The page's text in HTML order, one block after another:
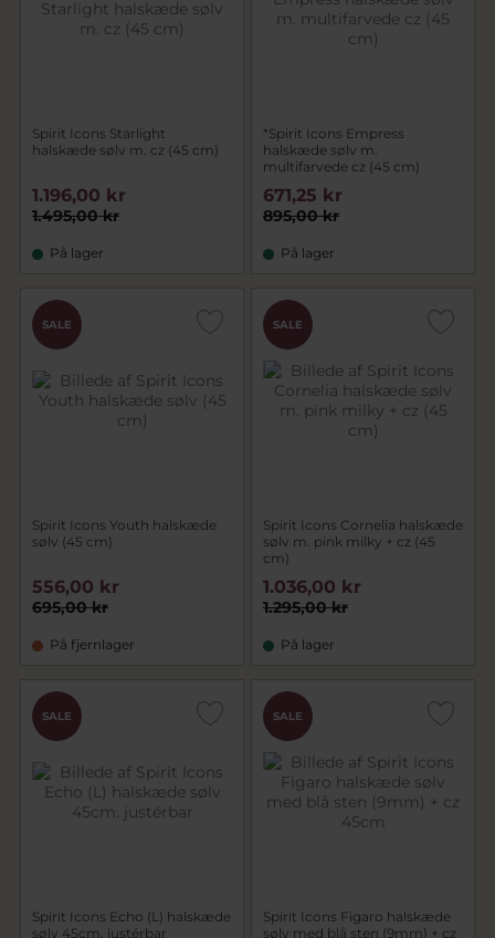
Spirit Icons Starlight
halskæde sølv m. cz (45 cm)
1.495,00 kr
1.196,00 kr
På lager
*Spirit Icons Empress
halskæde sølv m.
multifarvede cz (45 cm)
895,00 kr
671,25 kr
På lager
SALE
Spirit Icons Youth halskæde
sølv (45 cm)
695,00 kr
556,00 kr
På fjernlager
SALE
Spirit Icons Cornelia halskæde
sølv m. pink milky + cz (45
cm)
1.295,00 kr
1.036,00 kr
På lager
SALE
Spirit Icons Echo (L) halskæde
sølv 45cm. justérbar
SALE
Spirit Icons Figaro halskæde
sølv med blå sten (9mm) + cz